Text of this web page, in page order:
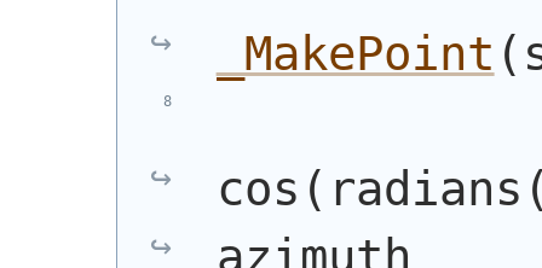
_MakePoint (
cos ( radians
azimuth